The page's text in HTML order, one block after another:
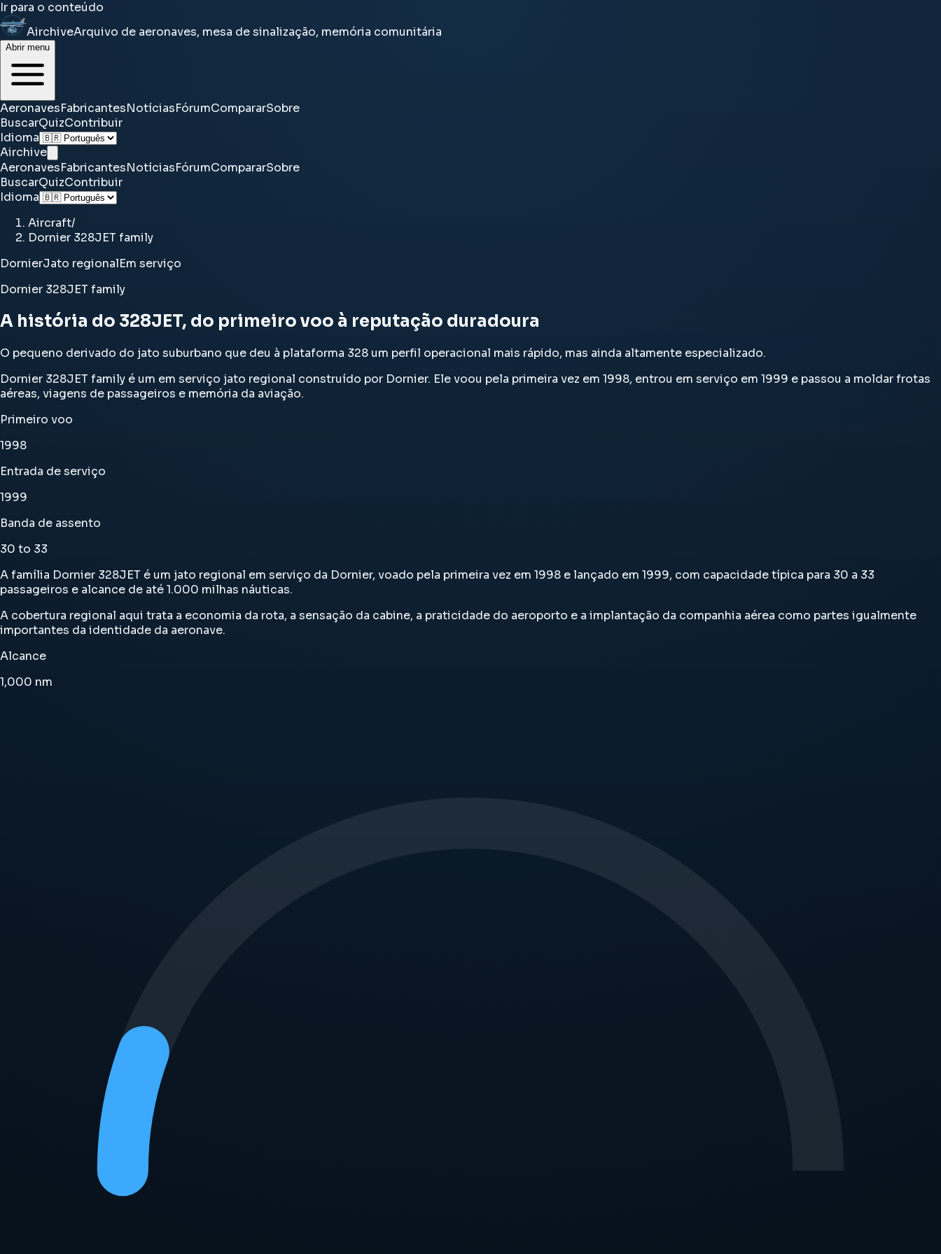
Ir para o conteúdo
AirchiveArquivo de aeronaves, mesa de sinalização, memória comunitária
Abrir menu
AeronavesFabricantesNotíciasFórumCompararSobre
BuscarQuizContribuir
Idioma
Airchive
AeronavesFabricantesNotíciasFórumCompararSobre
BuscarQuizContribuir
Idioma
Aircraft/
Dornier 328JET family
DornierJato regionalEm serviço
Dornier 328JET family
A história do 328JET, do primeiro voo à reputação duradoura
O pequeno derivado do jato suburbano que deu à plataforma 328 um perfil operacional mais rápido, mas ainda altamente especializado.
Dornier 328JET family é um em serviço jato regional construído por Dornier. Ele voou pela primeira vez em 1998, entrou em serviço em 1999 e passou a moldar frotas
aéreas, viagens de passageiros e memória da aviação.
Primeiro voo
1998
Entrada de serviço
1999
Banda de assento
30 to 33
A família Dornier 328JET é um jato regional em serviço da Dornier, voado pela primeira vez em 1998 e lançado em 1999, com capacidade típica para 30 a 33
passageiros e alcance de até 1.000 milhas náuticas.
A cobertura regional aqui trata a economia da rota, a sensação da cabine, a praticidade do aeroporto e a implantação da companhia aérea como partes igualmente
importantes da identidade da aeronave.
Alcance
1,000 nm